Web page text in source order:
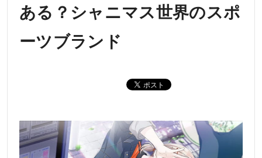
ある？シャニマス世界のスポ
ーツブランド